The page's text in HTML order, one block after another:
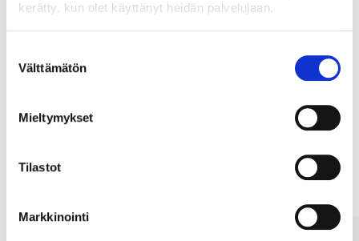
kerätty, kun olet käyttänyt heidän palvelujaan.
valinta
Välttämätön
Mieltymykset
Tilastot
Markkinointi
Andra kunder köpte också